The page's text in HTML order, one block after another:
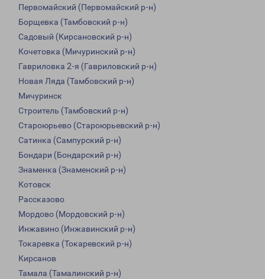
Первомайский (Первомайский р-н)
Борщевка (Тамбовский р-н)
Садовый (Кирсановский р-н)
Кочетовка (Мичуринский р-н)
Гавриловка 2-я (Гавриловский р-н)
Новая Ляда (Тамбовский р-н)
Мичуринск
Строитель (Тамбовский р-н)
Староюрьево (Староюрьевский р-н)
Сатинка (Сампурский р-н)
Бондари (Бондарский р-н)
Знаменка (Знаменский р-н)
Котовск
Рассказово
Мордово (Мордовский р-н)
Инжавино (Инжавинский р-н)
Токаревка (Токаревский р-н)
Кирсанов
Тамала (Тамалинский р-н)